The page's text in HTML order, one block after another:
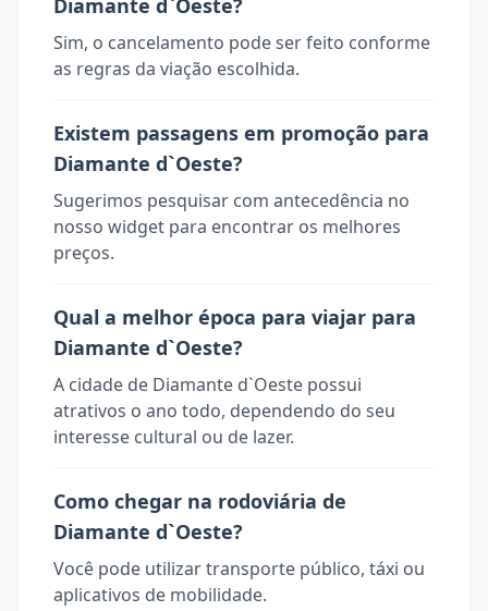
Diamante d`Oeste?
Sim, o cancelamento pode ser feito conforme
as regras da viação escolhida.
Existem passagens em promoção para
Diamante d`Oeste?
Sugerimos pesquisar com antecedência no
nosso widget para encontrar os melhores
preços.
Qual a melhor época para viajar para
Diamante d`Oeste?
A cidade de Diamante d`Oeste possui
atrativos o ano todo, dependendo do seu
interesse cultural ou de lazer.
Como chegar na rodoviária de
Diamante d`Oeste?
Você pode utilizar transporte público, táxi ou
aplicativos de mobilidade.